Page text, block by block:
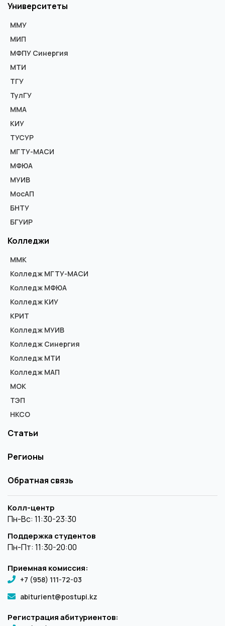
Университеты
ММУ
МИП
МФПУ Синергия
МТИ
ТГУ
ТулГУ
ММА
КИУ
ТУСУР
МГТУ-МАСИ
МФЮА
МУИВ
МосАП
БНТУ
БГУИР
Колледжи
ММК
Колледж МГТУ-МАСИ
Колледж МФЮА
Колледж КИУ
КРИТ
Колледж МУИВ
Колледж Синергия
Колледж МТИ
Колледж МАП
МОК
ТЭП
НКСО
Статьи
Регионы
Обратная связь
Колл-центр
Пн-Вс: 11:30-23:30
Поддержка студентов
Пн-Пт: 11:30-20:00
Приемная комиссия:
+7 (958) 111-72-03
abiturient@postupi.kz
Регистрация абитуриентов: